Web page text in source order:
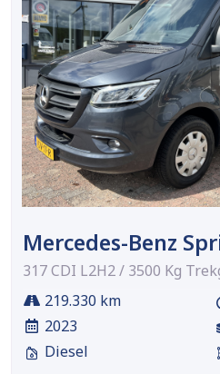
Mercedes-Benz
317 CDI L2H2 / 3500 Kg
219.330 km
2023
Diesel